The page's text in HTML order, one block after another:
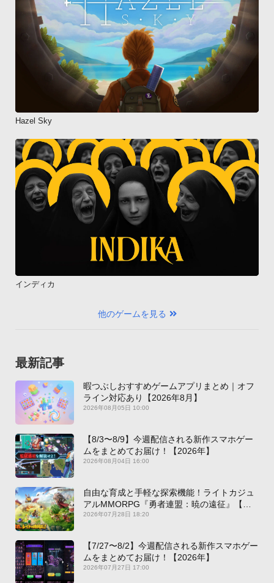
Hazel Sky
インディカ
他のゲームを見る
最新記事
暇つぶしおすすめゲームアプリまとめ｜オフ
ライン対応あり【2026年8月】
2026年08月05日 10:00
【8/3〜8/9】今週配信される新作スマホゲー
ムをまとめてお届け！【2026年】
2026年08月04日 16:00
自由な育成と手軽な探索機能！ライトカジュ
アルMMORPG『勇者連盟：暁の遠征』【最
新作PICKUP】
2026年07月28日 18:20
【7/27〜8/2】今週配信される新作スマホゲー
ムをまとめてお届け！【2026年】
2026年07月27日 17:00